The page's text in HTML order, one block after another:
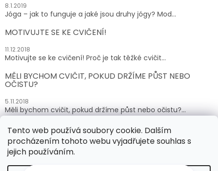
Tento web používá soubory cookie. Dalším
procházením tohoto webu vyjadřujete souhlas s
jejich používáním.
8.1.2019
Jóga – jak to funguje a jaké jsou druhy jógy? Mod...
MOTIVUJTE SE KE CVIČENÍ!
11.12.2018
Motivujte se ke cvičení! Proč je tak těžké cvičit...
MĚLI BYCHOM CVIČIT, POKUD DRŽÍME PŮST NEBO
OČISTU?
5.11.2018
Měli bychom cvičit, pokud držíme půst nebo očistu?...
ARCHIV